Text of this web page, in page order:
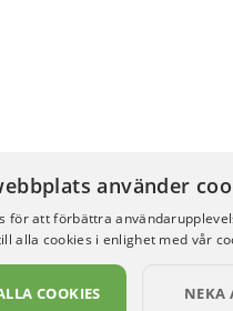
använder
för att förbättra
alla cookies i enlighet med vår
COOKIES NEKA